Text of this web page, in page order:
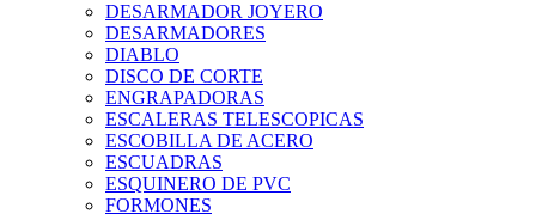
DESARMADOR JOYERO
DESARMADORES
DIABLO
DISCO DE CORTE
ENGRAPADORAS
ESCALERAS TELESCOPICAS
ESCOBILLA DE ACERO
ESCUADRAS
ESQUINERO DE PVC
FORMONES